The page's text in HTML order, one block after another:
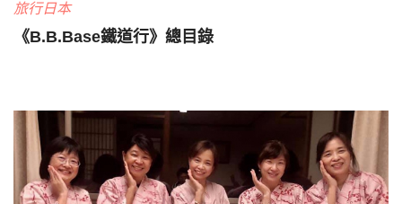
旅行日本
《B.B.Base鐵道行》總目錄